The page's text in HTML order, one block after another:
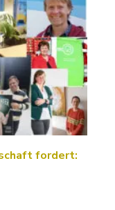
fordert: